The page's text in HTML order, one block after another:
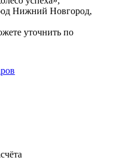
Нижний Новгород,
уточнить по